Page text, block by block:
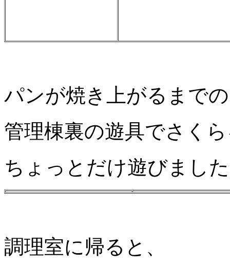
パンが焼き上がるまで
管理棟裏の遊具でさく
ちょっとだけ遊びまし
調理室に帰ると、